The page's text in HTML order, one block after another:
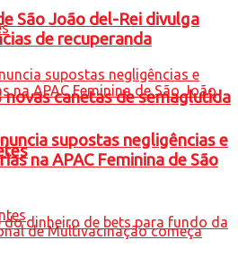
novas canetas de semaglutida
São João del-Rei divulga
de recuperanda
supostas negligências e
na APAC Feminina de São